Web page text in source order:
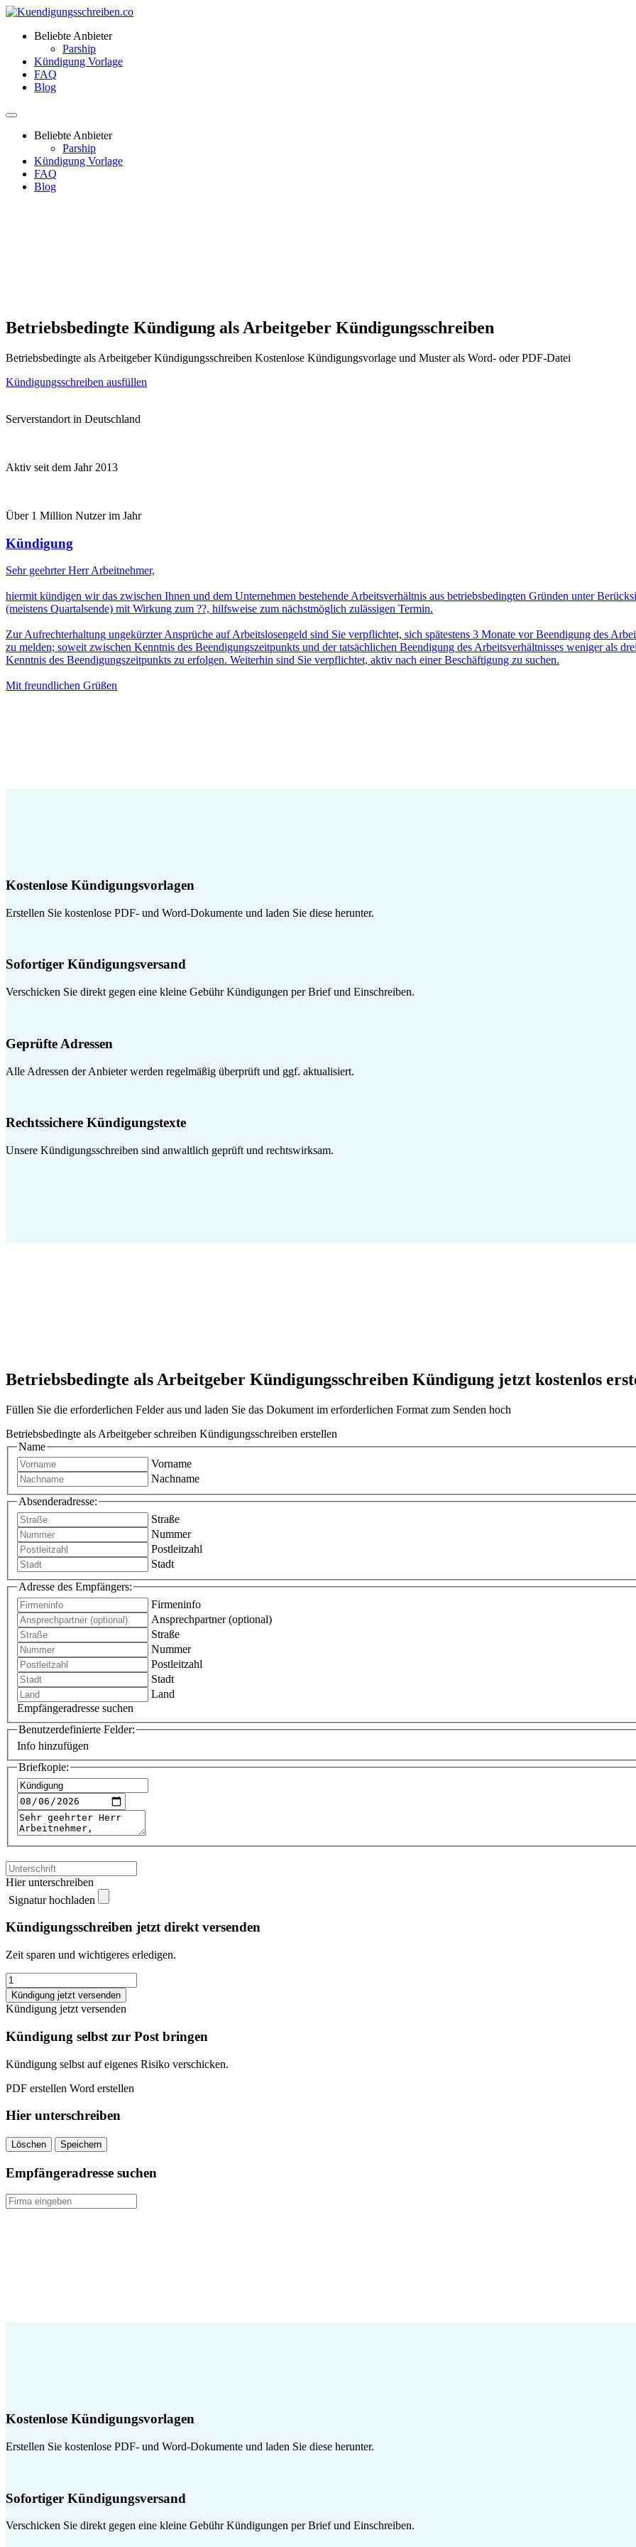
Beliebte Anbieter
Parship
Kündigung Vorlage
FAQ
Blog
Beliebte Anbieter
Parship
Kündigung Vorlage
FAQ
Blog
Betriebsbedingte Kündigung als Arbeitgeber Kündigungsschreiben
Betriebsbedingte als Arbeitgeber Kündigungsschreiben Kostenlose Kündigungsvorlage und Muster als Word- oder PDF-Datei
Kündigungsschreiben ausfüllen
Serverstandort in Deutschland
Aktiv seit dem Jahr 2013
Über 1 Million Nutzer im Jahr
Kündigung
Sehr geehrter Herr Arbeitnehmer,
hiermit kündigen wir das zwischen Ihnen und dem Unternehmen bestehende Arbeitsverhältnis aus betriebsbedingten Gründen unter
(meistens Quartalsende) mit Wirkung zum ??, hilfsweise zum nächstmöglich zulässigen Termin.
Zur Aufrechterhaltung ungekürzter Ansprüche auf Arbeitslosengeld sind Sie verpflichtet, sich spätestens 3 Monate vor Beendigung des
zu melden; soweit zwischen Kenntnis des Beendigungszeitpunkts und der tatsächlichen Beendigung des Arbeitsverhältnisses weniger als
Kenntnis des Beendigungszeitpunkts zu erfolgen. Weiterhin sind Sie verpflichtet, aktiv nach einer Beschäftigung zu suchen.
Mit freundlichen Grüßen
Kostenlose Kündigungsvorlagen
Erstellen Sie kostenlose PDF- und Word-Dokumente und laden Sie diese herunter.
Sofortiger Kündigungsversand
Verschicken Sie direkt gegen eine kleine Gebühr Kündigungen per Brief und Einschreiben.
Geprüfte Adressen
Alle Adressen der Anbieter werden regelmäßig überprüft und ggf. aktualisiert.
Rechtssichere Kündigungstexte
Unsere Kündigungsschreiben sind anwaltlich geprüft und rechtswirksam.
Betriebsbedingte als Arbeitgeber Kündigungsschreiben Kündigung jetzt kostenlos
Füllen Sie die erforderlichen Felder aus und laden Sie das Dokument im erforderlichen Format zum Senden hoch
Betriebsbedingte als Arbeitgeber schreiben Kündigungsschreiben erstellen
Name
Vorname
Nachname
Absenderadresse:
Straße
Nummer
Postleitzahl
Stadt
Adresse des Empfängers:
Firmeninfo
Ansprechpartner (optional)
Straße
Nummer
Postleitzahl
Stadt
Land
Empfängeradresse suchen
Benutzerdefinierte Felder:
Info hinzufügen
Briefkopie:
Hier unterschreiben
Signatur hochladen
Kündigungsschreiben jetzt direkt versenden
Zeit sparen und wichtigeres erledigen.
Betriebsbedingte
Kündigung
als
Arbeitgeber
Kündigungsschreiben
quantity
Kündigung jetzt versenden
Kündigung jetzt versenden
Kündigung selbst zur Post bringen
Kündigung selbst auf eigenes Risiko verschicken.
PDF erstellen Word erstellen
Hier unterschreiben
Löschen Speichern
Empfängeradresse suchen
Kostenlose Kündigungsvorlagen
Erstellen Sie kostenlose PDF- und Word-Dokumente und laden Sie diese herunter.
Sofortiger Kündigungsversand
Verschicken Sie direkt gegen eine kleine Gebühr Kündigungen per Brief und Einschreiben.